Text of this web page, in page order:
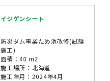
イジゲンシート
防災ダム事業ため池改修(試験
施工)
面積：40 m2
施工場所：北海道
施工年月：2024年4月